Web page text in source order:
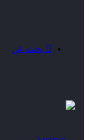
بحث عن